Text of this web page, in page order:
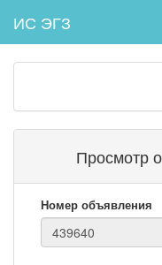
ИС ЭГЗ
Просмотр
Номер объявления